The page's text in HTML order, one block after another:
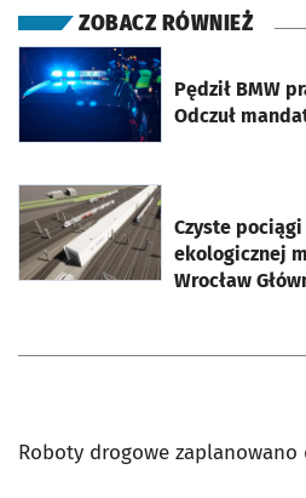
ZOBACZ RÓWNIEŻ
Pędził BMW
Odczuł
otworzy się w nowej karcie
Czyste
ekologicznej
Wrocław
otworzy się w nowej karcie
Roboty drogowe zaplanowano